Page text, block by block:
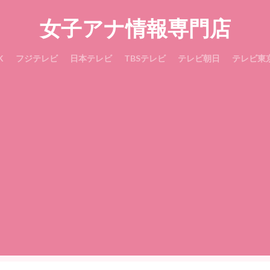
女子アナ情報専門店
フジテレビ 日本テレビ TBSテレビ テレビ朝日 テレビ東